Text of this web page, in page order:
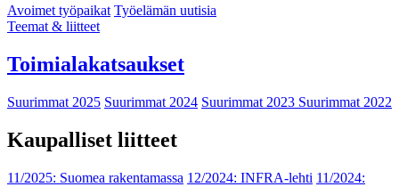
Avoimet työpaikat Työelämän uutisia
Teemat & liitteet
Toimialakatsaukset
Suurimmat 2025 Suurimmat 2024 Suurimmat 2023 Suurimmat 2022
Kaupalliset liitteet
11/2025: Suomea rakentamassa 12/2024: INFRA-lehti 11/2024: